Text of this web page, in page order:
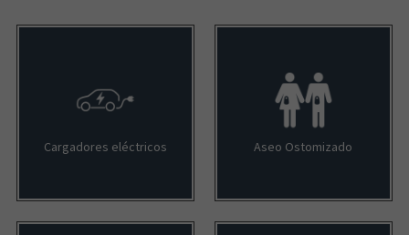
Cargadores eléctricos Aseo Ostomizado